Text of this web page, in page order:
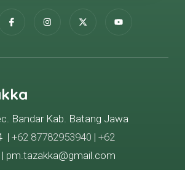
Bandar Kab. Batang Jawa
| +62 87782953940 | +62
| pm.tazakka@gmail.com